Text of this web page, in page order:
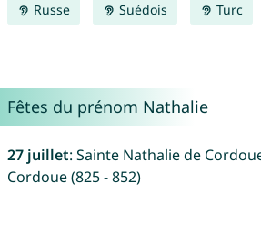
Russe Suédois Turc
Fêtes du prénom Nathalie
27 juillet: Sainte Nathalie de
Cordoue (825 - 852)